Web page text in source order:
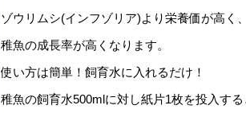
ゾウリムシ(インフゾリア)より栄養価が高く、
稚魚の成長率が高くなります。
使い方は簡単！飼育水に入れるだけ！
稚魚の飼育水500mlに対し紙片1枚を投入する